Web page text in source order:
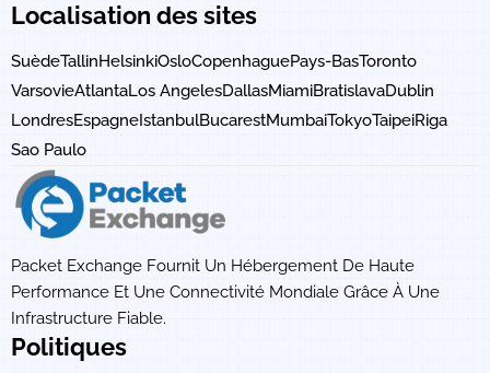
Localisation des sites
SuèdeTallinHelsinkiOsloCopenhaguePays-BasToronto
VarsovieAtlantaLos AngelesDallasMiamiBratislavaDublin
LondresEspagneIstanbulBucarestMumbaiTokyoTaipeiRiga
Sao Paulo
Packet Exchange Fournit Un Hébergement De Haute
Performance Et Une Connectivité Mondiale Grâce À Une
Infrastructure Fiable.
Politiques